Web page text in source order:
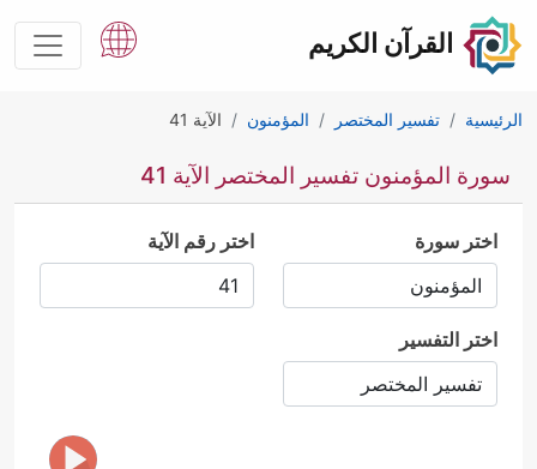
القرآن الكريم
الرئيسية تفسير المختصر المؤمنون الآية 41
سورة المؤمنون تفسير المختصر الآية 41
اختر سورة اختر رقم الآية
اختر التفسير